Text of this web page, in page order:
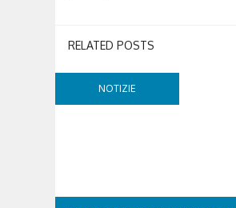
RELATED POSTS
NOTIZIE